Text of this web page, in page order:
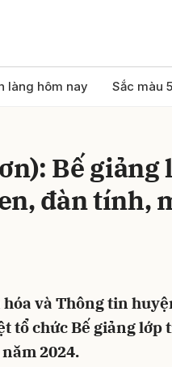
làng hôm nay Sắc màu
Bế giảng
đàn tính,
và Thông tin
tổ chức Bế giảng lớp
2024.
luận